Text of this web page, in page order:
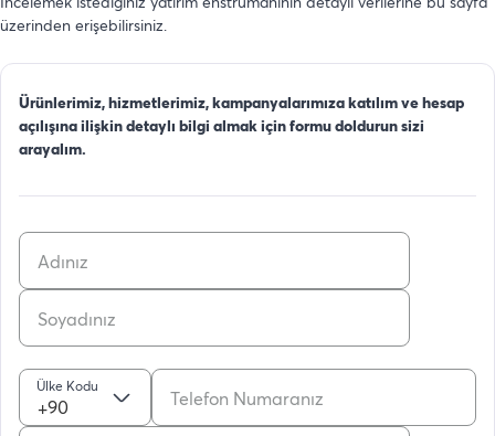
üzerinden erişebilirsiniz.
Ürünlerimiz, hizmetlerimiz, kampanyalarımıza katılım ve hesap
açılışına ilişkin detaylı bilgi almak için formu doldurun sizi
arayalım.
Ülke Kodu
+90